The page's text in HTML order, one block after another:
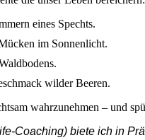
eines Spechts.
im Sonnenlicht.
wilder Beeren.
wahrzunehmen – und
Coaching) biete ich in